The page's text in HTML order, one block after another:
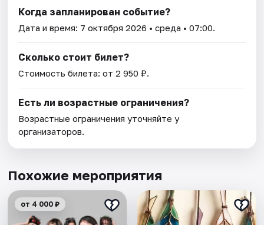
Когда запланирован событие?
Дата и время: 7 октября 2026 • среда • 07:00.
Сколько стоит билет?
Стоимость билета: от 2 950 ₽.
Есть ли возрастные ограничения?
Возрастные ограничения уточняйте у
организаторов.
Похожие мероприятия
от 4 000 ₽